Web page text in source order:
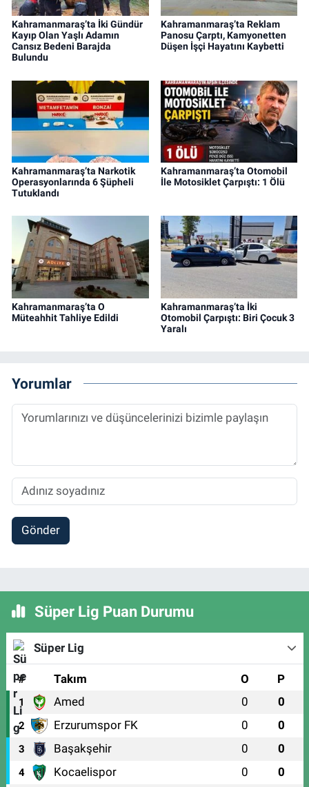
Kahramanmaraş’ta İki Gündür
Kayıp Olan Yaşlı Adamın
Cansız Bedeni Barajda
Bulundu
Kahramanmaraş’ta Reklam
Panosu Çarptı, Kamyonetten
Düşen İşçi Hayatını Kaybetti
Kahramanmaraş’ta Narkotik
Operasyonlarında 6 Şüpheli
Tutuklandı
Kahramanmaraş’ta Otomobil
İle Motosiklet Çarpıştı: 1 Ölü
Kahramanmaraş’ta O
Müteahhit Tahliye Edildi
Kahramanmaraş’ta İki
Otomobil Çarpıştı: Biri Çocuk 3
Yaralı
Yorumlar
Gönder
Süper Lig Puan Durumu
Süper Lig
# Takım O P
1 Amed 0 0
2 Erzurumspor FK 0 0
3 Başakşehir 0 0
4 Kocaelispor 0 0